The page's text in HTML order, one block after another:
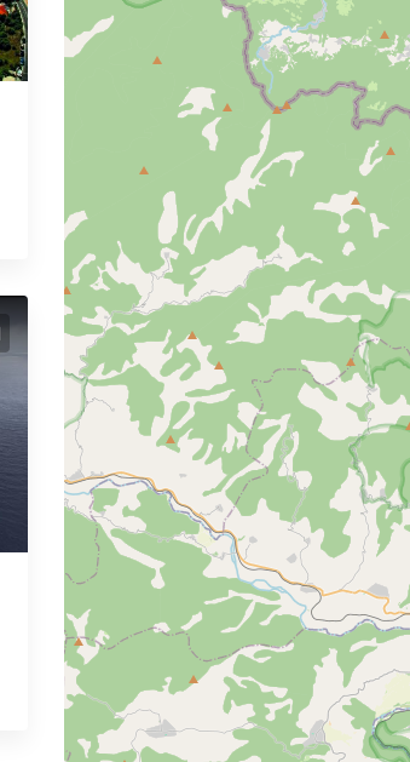
text
text
text
text
text